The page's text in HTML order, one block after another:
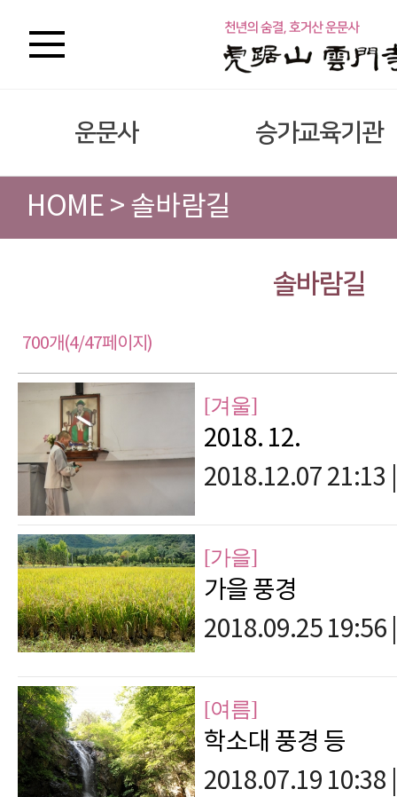
운문사 승가교육기관
HOME > 솔바람길
솔바람길
700개(4/47페이지)
[겨울]
2018. 12.
2018.12.07 21:13
[가을]
가을 풍경
2018.09.25 19:56
[여름]
학소대 풍경 등
2018.07.19 10:38